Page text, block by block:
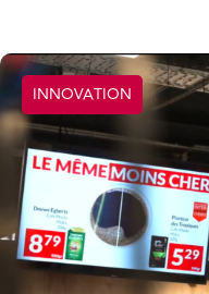
INNOVATION